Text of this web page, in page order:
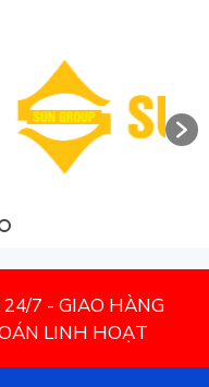
7 - GIAO HÀNG
LINH HOẠT